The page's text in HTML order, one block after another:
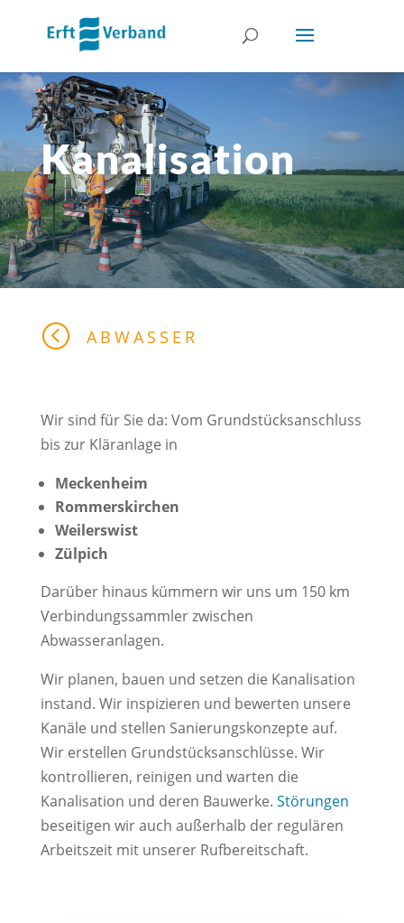
Kanalisation
< ABWASSER
Wir sind für Sie da: Vom Grundstücksanschluss
bis zur Kläranlage in
Meckenheim
Rommerskirchen
Weilerswist
Zülpich
Darüber hinaus kümmern wir uns um 150 km
Verbindungssammler zwischen
Abwasseranlagen.
Wir planen, bauen und setzen die Kanalisation
instand. Wir inspizieren und bewerten unsere
Kanäle und stellen Sanierungskonzepte auf.
Wir erstellen Grundstücksanschlüsse. Wir
kontrollieren, reinigen und warten die
Kanalisation und deren Bauwerke. Störungen
beseitigen wir auch außerhalb der regulären
Arbeitszeit mit unserer Rufbereitschaft.